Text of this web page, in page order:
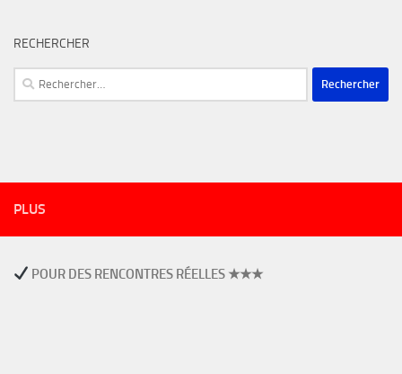
RECHERCHER
Rechercher :
PLUS
POUR DES RENCONTRES RÉELLES ★★★